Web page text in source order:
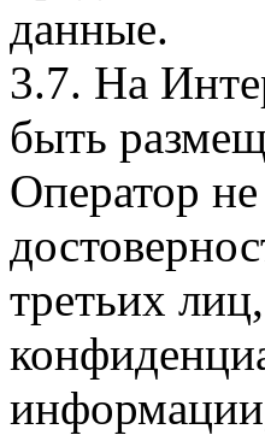
данные.
3.7. На
быть
Оператор не
третьих